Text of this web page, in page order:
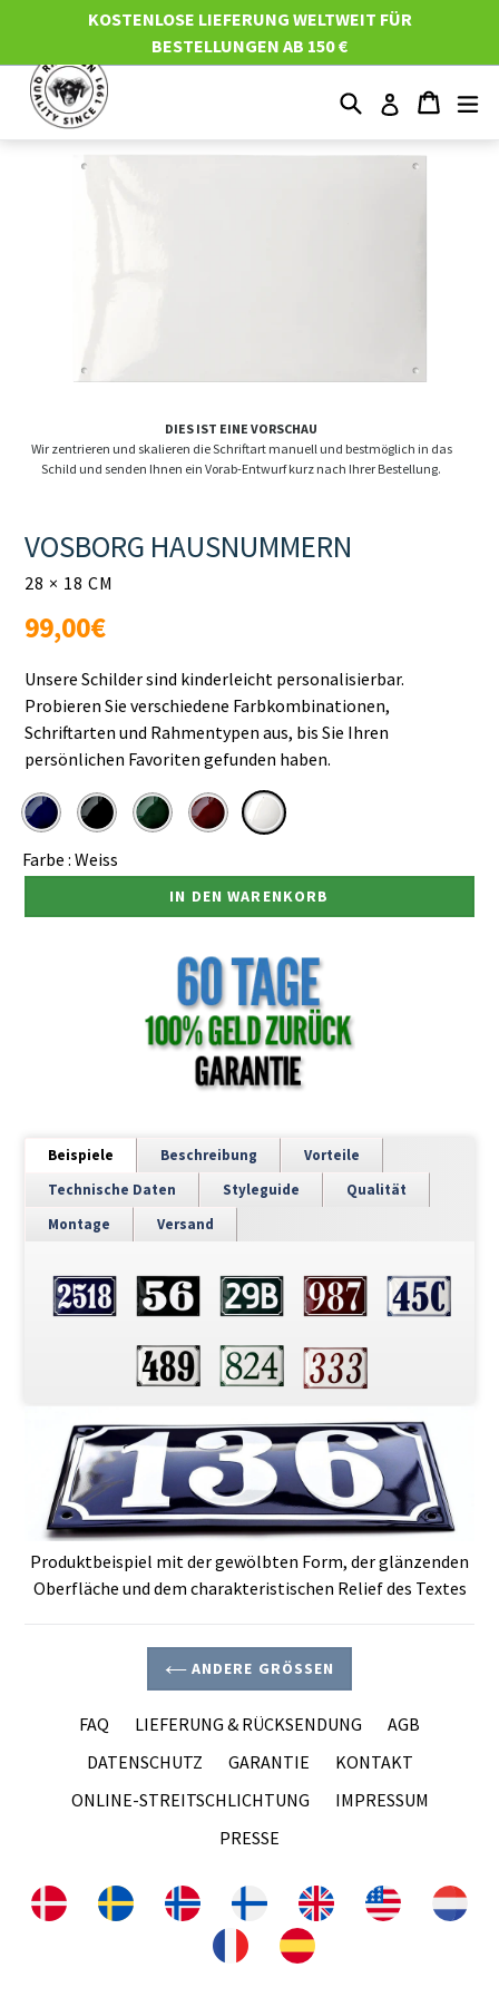
Inhalt
KOSTENLOSE LIEFERUNG WELTWEIT FÜR
BESTELLUNGEN AB 150 €
Suchen Einloggen
DIES IST EINE VORSCHAU
Wir zentrieren und skalieren die Schriftart manuell und bestmöglich in das
Schild und senden Ihnen ein Vorab-Entwurf kurz nach Ihrer Bestellung.
VOSBORG HAUSNUMMERN
28 × 18 CM
Normaler
Preis
99,00€
Unsere Schilder sind kinderleicht personalisierbar.
Probieren Sie verschiedene Farbkombinationen,
Schriftarten und Rahmentypen aus, bis Sie Ihren
persönlichen Favoriten gefunden haben.
Farbe :Weiss
IN DEN WARENKORB
Beispiele Beschreibung
Vorteile
Technische Daten
Styleguide
Qualität
Montage
Versand
Produktbeispiel mit der gewölbten Form, der glänzenden
Oberfläche und dem charakteristischen Relief des Textes
ANDERE GRÖSSEN
FAQ LIEFERUNG & RÜCKSENDUNG
AGB
DATENSCHUTZ
GARANTIE
KONTAKT
ONLINE-STREITSCHLICHTUNG
IMPRESSUM
PRESSE